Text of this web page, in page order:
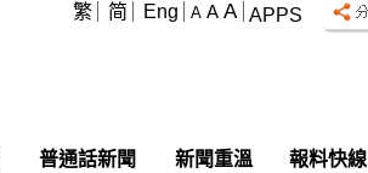
APPS
A A A
繁 简 Eng
普通話新聞 新聞重溫
報料快線